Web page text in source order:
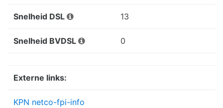
Snelheid DSL 13
Snelheid BVDSL 0
Externe links:
KPN netco-fpi-info